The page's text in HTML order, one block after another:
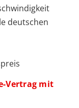
deutschen
Vertrag mit